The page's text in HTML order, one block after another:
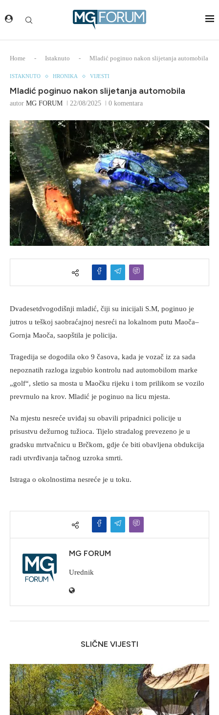
Home - Istaknuto - Mladić poginuo nakon slijetanja automobila
ISTAKNUTO HRONIKA VIJESTI
Mladić poginuo nakon slijetanja automobila
autor MG FORUM 22/08/2025 0 komentara
Dvadesetdvogodišnji mladić, čiji su inicijali S.M, poginuo je
jutros u teškoj saobraćajnoj nesreći na lokalnom putu Maoča–
Gornja Maoča, saopštila je policija.
Tragedija se dogodila oko 9 časova, kada je vozač iz za sada
nepoznatih razloga izgubio kontrolu nad automobilom marke
„golf“, sletio sa mosta u Maočku rijeku i tom prilikom se vozilo
prevrnulo na krov. Mladić je poginuo na licu mjesta.
Na mjestu nesreće uviđaj su obavili pripadnici policije u
prisustvu dežurnog tužioca. Tijelo stradalog prevezeno je u
gradsku mrtvačnicu u Brčkom, gdje će biti obavljena obdukcija
radi utvrđivanja tačnog uzroka smrti.
Istraga o okolnostima nesreće je u toku.
MG FORUM
Urednik
SLIČNE VIJESTI